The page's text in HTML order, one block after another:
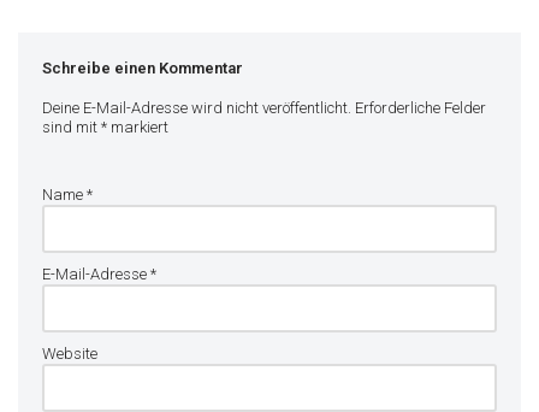
Schreibe einen Kommentar
Deine E-Mail-Adresse wird nicht veröffentlicht. Erforderliche Felder
sind mit * markiert
Name *
E-Mail-Adresse *
Website